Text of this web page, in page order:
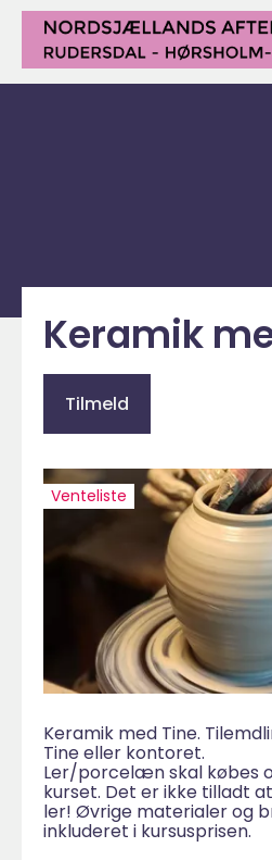
Keramik
Tilmeld
Venteliste
Keramik med Tine.
Tine eller kontoret.
Ler/porcelæn skal købes
kurset. Det er ikke tilladt
ler! Øvrige materialer og
inkluderet i kursusprisen.